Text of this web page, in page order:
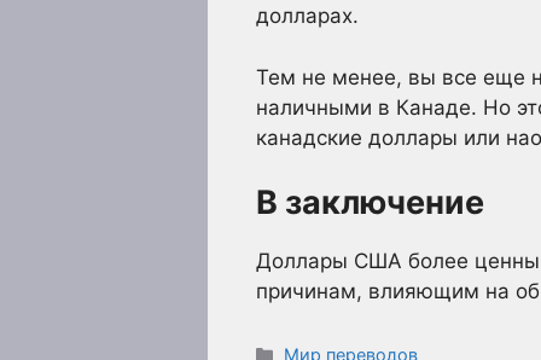
долларах.
Тем не менее, вы все еще
наличными в Канаде. Но
канадские доллары или
В заключение
Доллары США более ценны,
причинам, влияющим на
Рубрики
Мир переводов